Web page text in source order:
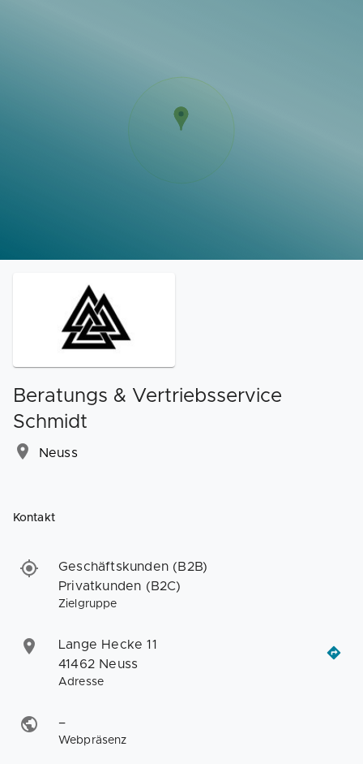
Webinare Magazin
Beratungs & Vertriebsservice
Schmidt
Neuss
Kontakt
Geschäftskunden (B2B)
Privatkunden (B2C)
Zielgruppe
Lange Hecke 11
41462 Neuss
Adresse
–
Webpräsenz